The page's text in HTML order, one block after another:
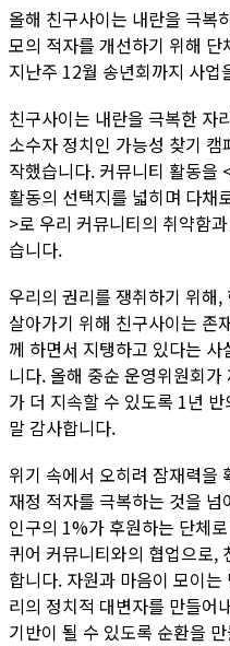
올해 친구사이는 내란을 극복
모의 적자를 개선하기 위해
지난주 12월 송년회까지 사업
친구사이는 내란을 극복한 자
소수자 정치인 가능성 찾기
작했습니다. 커뮤니티 활동을
활동의 선택지를 넓히며 다채
>로 우리 커뮤니티의 취약함
습니다.
우리의 권리를 쟁취하기 위해
살아가기 위해 친구사이는 존
께 하면서 지탱하고 있다는
니다. 올해 중순 운영위원회
가 더 지속할 수 있도록 1년
말 감사합니다.
위기 속에서 오히려 잠재력을
재정 적자를 극복하는 것을
인구의 1%가 후원하는 단체
퀴어 커뮤니티와의 협업으로,
합니다. 자원과 마음이 모이
리의 정치적 대변자를 만들어
기반이 될 수 있도록 순환을